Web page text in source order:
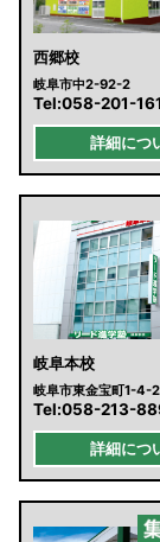
西郷校
岐阜市中2-92-2
Tel:058-201-
詳細につ
岐阜本校
岐阜市東金宝町1-4-2
Tel:058-213-
詳細につ